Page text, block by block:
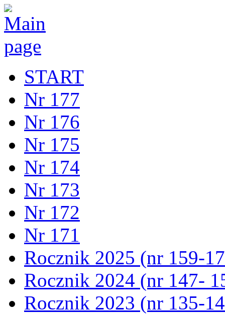
START
Nr 177
Nr 176
Nr 175
Nr 174
Nr 173
Nr 172
Nr 171
Rocznik 2025 (nr 159-
Rocznik 2024 (nr 147-
Rocznik 2023 (nr 135-